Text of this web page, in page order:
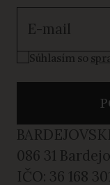
Súhlasím so
Súhlasím so
086 31
IČO: 36 168